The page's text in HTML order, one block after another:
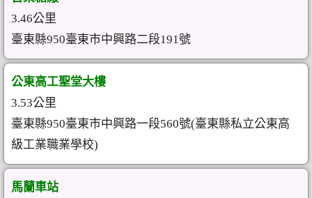
3.46公里
臺東縣950臺東市中興路二段191號
公東高工聖堂大樓
3.53公里
臺東縣950臺東市中興路一段560號(臺東縣私立公東高
級工業職業學校)
馬蘭車站